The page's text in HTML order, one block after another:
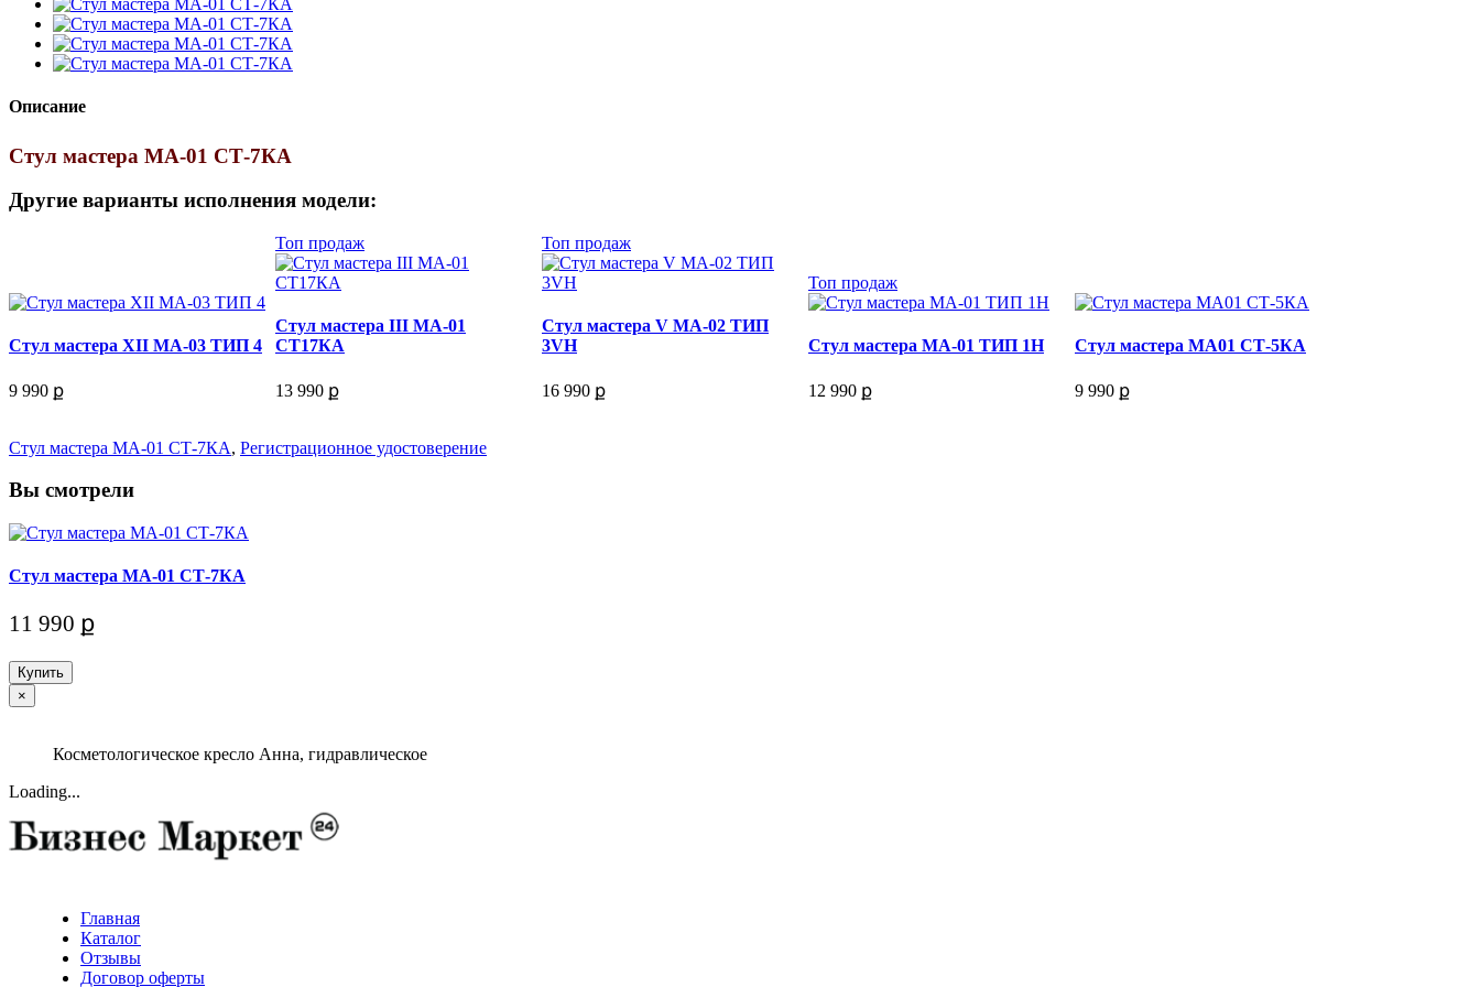
Описание
Стул мастера МА-01 СТ-7КА
Другие варианты исполнения модели:
Стул мастера XII МА-03 ТИП 4
9 990 ք
Топ продаж
Стул мастера III МА-01
СТ17КА
13 990 ք
Топ продаж
Стул мастера V МА-02 ТИП
3VH
16 990 ք
Топ продаж
Стул мастера МА-01 ТИП 1Н
12 990 ք
Стул мастера МА01 СТ-5КА
9 990 ք
Стул мастера МА-01 СТ-7КА, Регистрационное удостоверение
Вы смотрели
Стул мастера МА-01 СТ-7КА
11 990 ք
Купить
×
Косметологическое кресло Анна, гидравлическое
Loading...
Главная
Каталог
Отзывы
Договор оферты